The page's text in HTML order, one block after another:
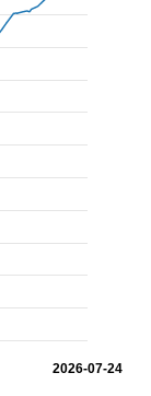
2026-07-24